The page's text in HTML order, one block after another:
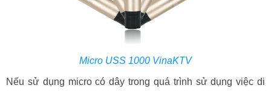
Micro USS 1000 VinaKTV
Nếu sử dụng micro có dây trong quá trình sử dụng việc di